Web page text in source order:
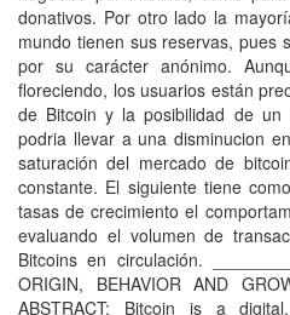
donativos. Por otro lado la
mundo tienen sus reservas, pues
por su carácter anónimo.
floreciendo, los usuarios están
de Bitcoin y la posibilidad de un
podria llevar a una disminucion
saturación del mercado de
constante. El siguiente tiene
tasas de crecimiento el
evaluando el volumen de
Bitcoins en circulación.
ORIGIN, BEHAVIOR AND
ABSTRACT: Bitcoin is a